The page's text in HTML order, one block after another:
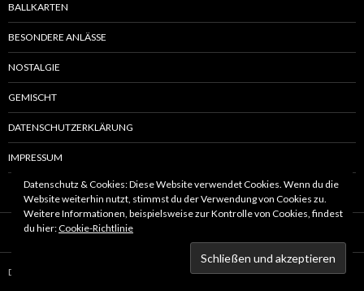
BALLKARTEN
BESONDERE ANLÄSSE
NOSTALGIE
GEMISCHT
DATENSCHUTZERKLÄRUNG
IMPRESSUM
Datenschutzerklärung Stolz präsentiert von WordPress
Datenschutz & Cookies: Diese Website verwendet Cookies. Wenn du die
Website weiterhin nutzt, stimmst du der Verwendung von Cookies zu.
Weitere Informationen, beispielsweise zur Kontrolle von Cookies, findest
du hier:Cookie-Richtlinie